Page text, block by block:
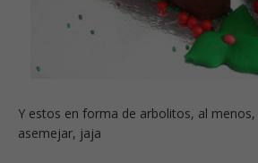
Y estos en forma de arbolitos, al
asemejar, jaja